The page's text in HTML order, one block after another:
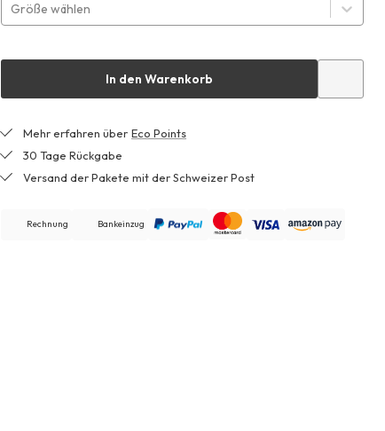
Größe wählen
In den Warenkorb
Mehr erfahren über Eco Points
30 Tage Rückgabe
Versand der Pakete mit der Schweizer Post
Rechnung Bankeinzug